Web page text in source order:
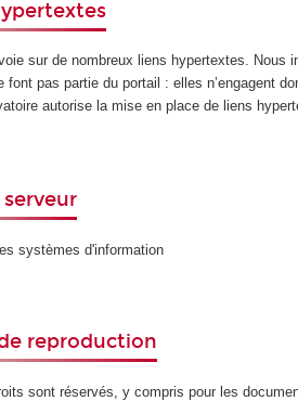
sur de nombreux liens hypertextes. Nous
font pas partie du portail : elles n’engagent
autorise la mise en place de liens
systèmes d'information
reproduction
sont réservés, y compris pour les